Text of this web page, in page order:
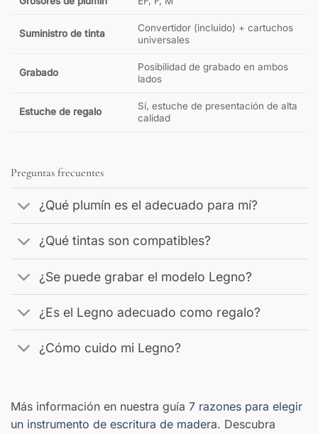
Suministro de tinta
Convertidor (incluido) + cartuchos
universales
Grabado
Posibilidad de grabado en ambos
lados
Estuche de regalo
Sí, estuche de presentación de alta
calidad
Preguntas frecuentes
¿Qué plumín es el adecuado para mí?
¿Qué tintas son compatibles?
¿Se puede grabar el modelo Legno?
¿Es el Legno adecuado como regalo?
¿Cómo cuido mi Legno?
Más información en nuestra guía 7 razones para elegir
un instrumento de escritura de madera. Descubra